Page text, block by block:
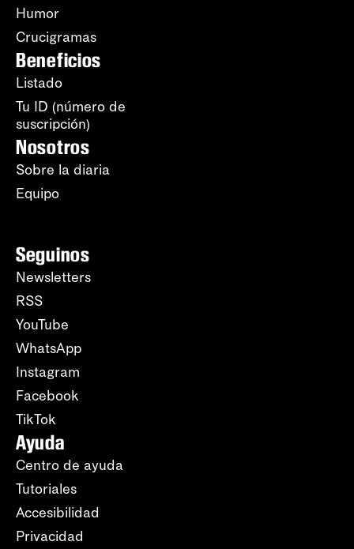
Humor
Crucigramas
Beneficios
Listado
Tu ID (número de
suscripción)
Nosotros
Sobre la diaria
Equipo
Seguinos
Newsletters
RSS
YouTube
WhatsApp
Instagram
Facebook
TikTok
Ayuda
Centro de ayuda
Tutoriales
Accesibilidad
Privacidad